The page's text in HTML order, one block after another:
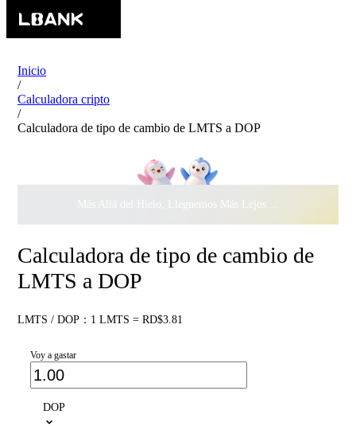
Inicio
/
Calculadora cripto
/
Calculadora de tipo de cambio de LMTS a DOP
Más Allá del Hielo, Lleguemos Más Lejos Juntos ·
Calculadora de tipo de cambio de
LMTS a DOP
LMTS / DOP：1 LMTS = RD$3.81
Voy a gastar
DOP